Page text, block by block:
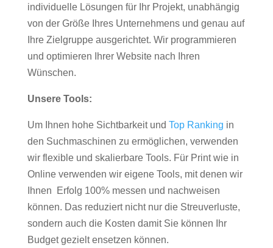
individuelle Lösungen für Ihr Projekt, unabhängig
von der Größe Ihres Unternehmens und genau auf
Ihre Zielgruppe ausgerichtet. Wir programmieren
und optimieren Ihrer Website nach Ihren
Wünschen.
Unsere Tools:
Um Ihnen hohe Sichtbarkeit und Top Ranking in
den Suchmaschinen zu ermöglichen, verwenden
wir flexible und skalierbare Tools. Für Print wie in
Online verwenden wir eigene Tools, mit denen wir
Ihnen Erfolg 100% messen und nachweisen
können. Das reduziert nicht nur die Streuverluste,
sondern auch die Kosten damit Sie können Ihr
Budget gezielt ensetzen können.